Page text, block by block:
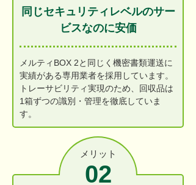
同じセキュリティレベルのサー
ビスなのに安価
メルティBOX 2と同じく機密書類運送に
実績がある専用業者を採用しています。
トレーサビリティ実現のため、回収品は
1箱ずつの識別・管理を徹底していま
す。
メリット
02